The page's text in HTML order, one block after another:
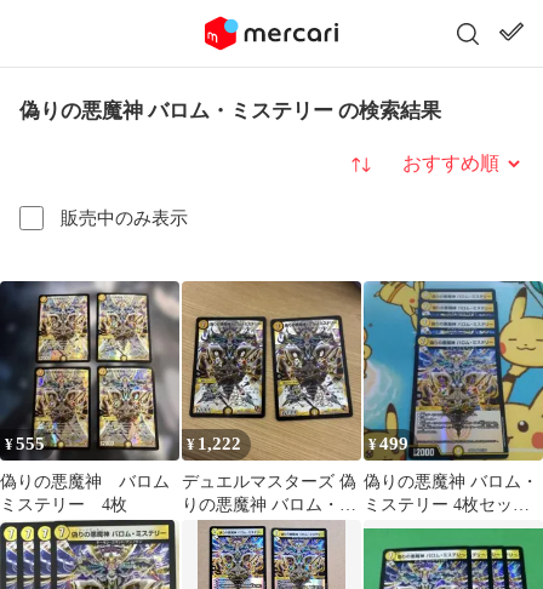
偽りの悪魔神 バロム・ミステリー の検索結果
販売中のみ表示
並び替え
¥555
偽りの悪魔神 バロム
ミステリー 4枚
¥ 1,222
デュエルマスターズ 偽
りの悪魔神 バロム・ミ
ステリー 2枚セット
¥499
偽りの悪魔神 バロム・
ミステリー 4枚セット
デュエルマスターズ